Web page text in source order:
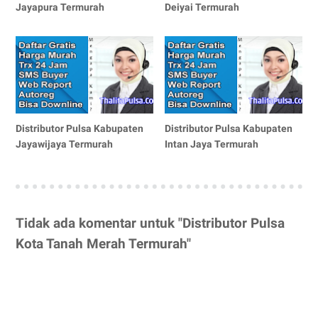
Jayapura Termurah
Deiyai Termurah
Distributor Pulsa Kabupaten
Jayawijaya Termurah
Distributor Pulsa Kabupaten
Intan Jaya Termurah
Tidak ada komentar untuk "Distributor Pulsa
Kota Tanah Merah Termurah"